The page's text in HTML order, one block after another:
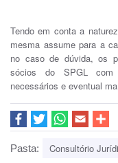
Tendo em conta a
mesma assume para a
no caso de dúvida, os
sócios do SPGL com
necessários e eventual
Pasta: Consultório